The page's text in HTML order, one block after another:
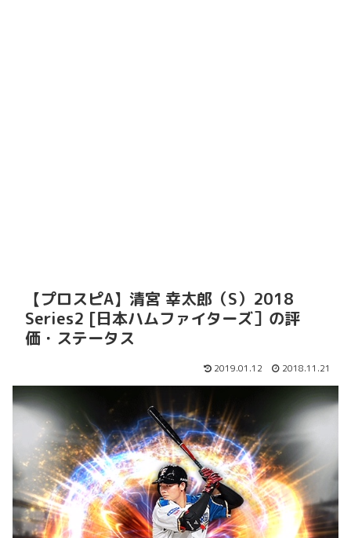
【プロスピA】清宮 幸太郎（S）2018
Series2 [日本ハムファイターズ］の評
価・ステータス
2019.01.12 2018.11.21